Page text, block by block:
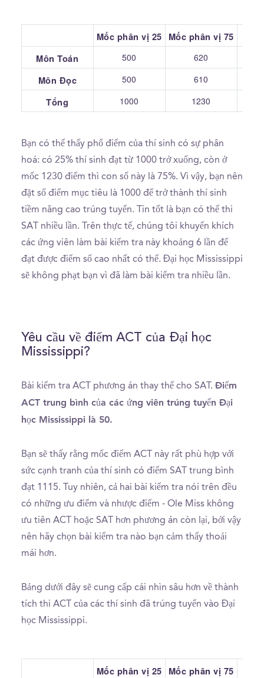
Mốc phân vị 25 Mốc phân vị 75
Môn Toán
500 620
Môn Đọc 500 610
Tổng 1000 1230
Bạn có thể thấy phổ điểm của thí sinh có sự phân
hoá: có 25% thí sinh đạt từ 1000 trở xuống, còn ở
mốc 1230 điểm thì con số này là 75%. Vì vậy, bạn nên
đặt số điểm mục tiêu là 1000 để trở thành thí sinh
tiềm năng cao trúng tuyển. Tin tốt là bạn có thể thi
SAT nhiều lần. Trên thực tế, chúng tôi khuyến khích
các ứng viên làm bài kiểm tra này khoảng 6 lần để
đạt được điểm số cao nhất có thể. Đại học Mississippi
sẽ không phạt bạn vì đã làm bài kiểm tra nhiều lần.
Yêu cầu về điểm ACT của Đại học
Mississippi?
Bài kiểm tra ACT phương án thay thế cho SAT. Điểm
ACT trung bình của các ứng viên trúng tuyển Đại
học Mississippi là 50.
Bạn sẽ thấy rằng mốc điểm ACT này rất phù hợp với
sức cạnh tranh của thí sinh có điểm SAT trung bình
đạt 1115. Tuy nhiên, cả hai bài kiểm tra nói trên đều
có những ưu điểm và nhược điểm - Ole Miss không
ưu tiên ACT hoặc SAT hơn phương án còn lại, bởi vậy
nên hãy chọn bài kiểm tra nào bạn cảm thấy thoải
mái hơn.
Bảng dưới đây sẽ cung cấp cái nhìn sâu hơn về thành
tích thi ACT của các thí sinh đã trúng tuyển vào Đại
học Mississippi.
Mốc phân vị 25 Mốc phân vị 75